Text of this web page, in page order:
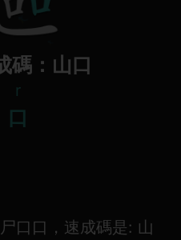
碼：山口
r
口
口口，速成碼是: 山